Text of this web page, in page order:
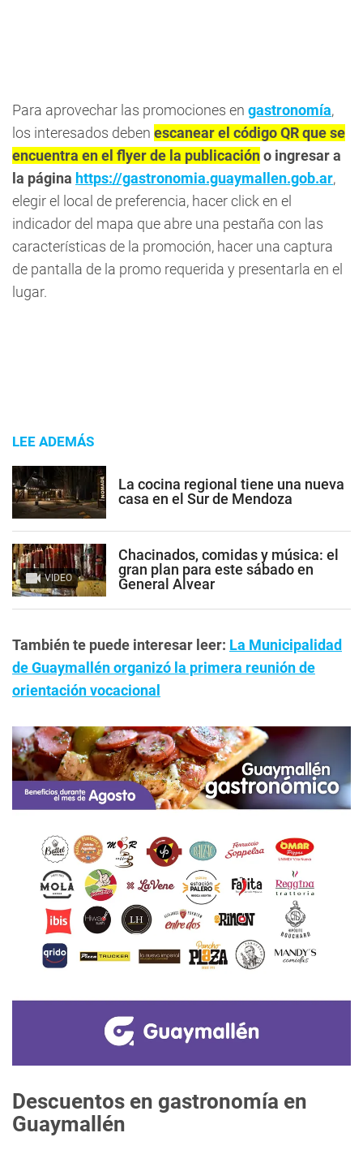
Para aprovechar las promociones en gastronomía,
los interesados deben escanear el código QR que se
encuentra en el flyer de la publicación o ingresar a
la página https://gastronomia.guaymallen.gob.ar,
elegir el local de preferencia, hacer click en el
indicador del mapa que abre una pestaña con las
características de la promoción, hacer una captura
de pantalla de la promo requerida y presentarla en el
lugar.
LEE ADEMÁS
La cocina regional tiene una nueva
casa en el Sur de Mendoza
VIDEO
Chacinados, comidas y música: el
gran plan para este sábado en
General Alvear
También te puede interesar leer: La Municipalidad
de Guaymallén organizó la primera reunión de
orientación vocacional
Descuentos en gastronomía en
Guaymallén